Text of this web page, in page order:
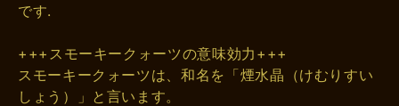
です.
+++スモーキークォーツの意味効力+++
スモーキークォーツは、和名を「煙水晶（けむりすい
しょう）」と言います。